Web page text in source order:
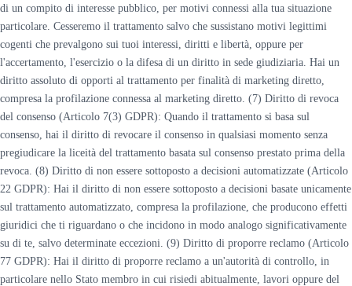
di un compito di interesse pubblico, per motivi connessi alla tua situazione
particolare. Cesseremo il trattamento salvo che sussistano motivi legittimi
cogenti che prevalgono sui tuoi interessi, diritti e libertà, oppure per
l'accertamento, l'esercizio o la difesa di un diritto in sede giudiziaria. Hai un
diritto assoluto di opporti al trattamento per finalità di marketing diretto,
compresa la profilazione connessa al marketing diretto. (7) Diritto di revoca
del consenso (Articolo 7(3) GDPR): Quando il trattamento si basa sul
consenso, hai il diritto di revocare il consenso in qualsiasi momento senza
pregiudicare la liceità del trattamento basata sul consenso prestato prima della
revoca. (8) Diritto di non essere sottoposto a decisioni automatizzate (Articolo
22 GDPR): Hai il diritto di non essere sottoposto a decisioni basate unicamente
sul trattamento automatizzato, compresa la profilazione, che producono effetti
giuridici che ti riguardano o che incidono in modo analogo significativamente
su di te, salvo determinate eccezioni. (9) Diritto di proporre reclamo (Articolo
77 GDPR): Hai il diritto di proporre reclamo a un'autorità di controllo, in
particolare nello Stato membro in cui risiedi abitualmente, lavori oppure del